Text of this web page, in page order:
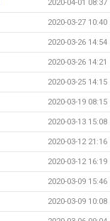
2020-04-01 08:37
2020-03-27 10:40
2020-03-26 14:54
2020-03-26 14:21
2020-03-25 14:15
2020-03-19 08:15
2020-03-13 15:08
2020-03-12 21:16
2020-03-12 16:19
2020-03-09 15:46
2020-03-09 10:08